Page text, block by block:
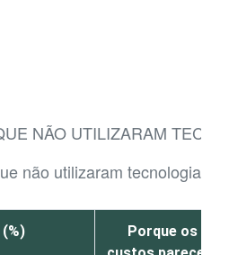
NÃO UTILIZARAM
não utilizaram tecnologias
Porque os